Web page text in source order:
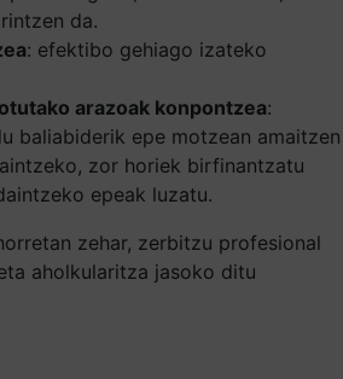
da.
: efektibo gehiago izateko
arazoak konpontzea:
baliabiderik epe motzean amaitzen
zor horiek birfinantzatu
epeak luzatu.
zehar, zerbitzu profesional
aholkularitza jasoko ditu